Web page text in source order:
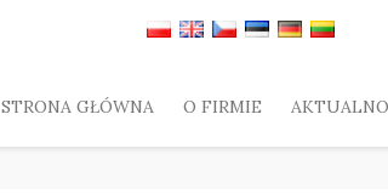
STRONA GŁÓWNA O FIRMIE